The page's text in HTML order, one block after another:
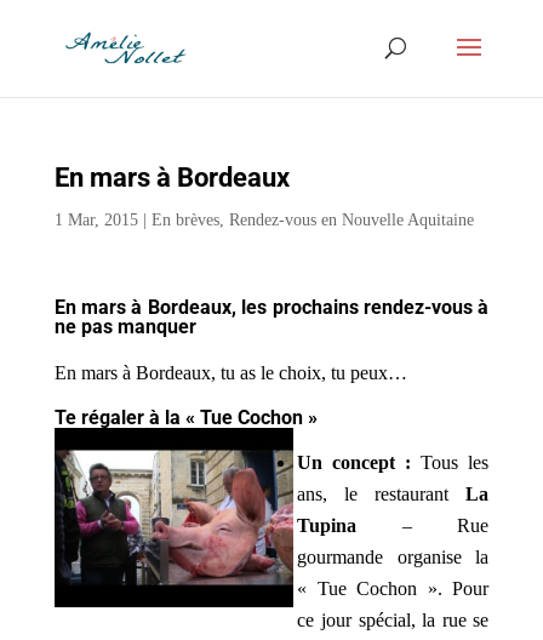
En mars à Bordeaux
1 Mar, 2015| En brèves, Rendez-vous en Nouvelle Aquitaine
En mars à Bordeaux, les prochains rendez-vous à
ne pas manquer
En mars à Bordeaux, tu as le choix, tu peux…
Te régaler à la « Tue Cochon »
Un concept : Tous les
ans, le restaurantLa
Tupina – Rue
gourmande organise la
« Tue Cochon ». Pour
ce jour spécial, la rue se